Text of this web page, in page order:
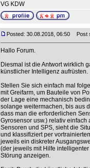
VG KDW
Posted: 30.08.2018, 06:50 Post
Hallo Forum.
Diesmal ist die Antwort wirklich
künstlicher Intelligenz aufrüsten.
Stellen Sie sich einfach mal
mit Greifarm, um Bauteile von
der Lage eine mechanisch
solange weitermachen, bis aus
dass man die erforderlichen
Gyrosensor usw.) relativ
Sensoren und SPS, sieht die
und klassifiziert per
jeweils ein diskreter
(der jeweils mit Hilfe
Störung anzeigen.